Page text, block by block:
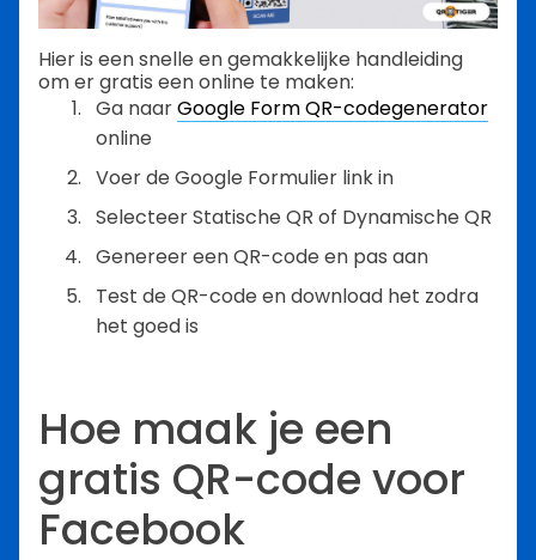
Hier is een snelle en gemakkelijke handleiding
om er gratis een online te maken:
Ga naarGoogle Form QR-codegenerator
online
Voer de Google Formulier link in
Selecteer Statische QR of Dynamische QR
Genereer een QR-code en pas aan
Test de QR-code en download het zodra
het goed is
Hoe maak je een
gratis QR-code voor
Facebook